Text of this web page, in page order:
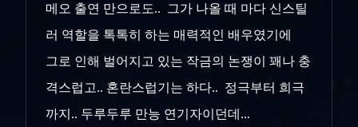
메오 출연 만으로도.. 그가 나올 때 마다 신스틸
러 역할을 톡톡히 하는 매력적인 배우였기에
그로 인해 벌어지고 있는 작금의 논쟁이 꽤나 충
격스럽고.. 혼란스럽기는 하다.. 정극부터 희극
까지.. 두루두루 만능 연기자이던데...